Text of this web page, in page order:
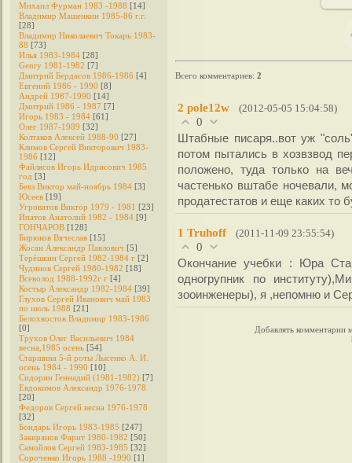
Михаил Фурман 1983 -1988 [14]
Владимир Машенкин 1985-86 г.г.
[28]
Владимир Николаевич Токарь 1983-
88 [73]
Илья 1983-1984 [28]
Genry 1981-1982 [7]
Дмитрий Бердасов 1986-1986 [4]
Евгений 1986 - 1990 [8]
Андрей 1987-1990 [14]
Дмитрий 1986 - 1987 [7]
Игорь 1983 - 1984 [61]
Олег 1987-1989 [32]
Колтаков Алексей 1988-90 [27]
Климов Сергей Викторович 1983-
1986 [12]
Файлясов Игорь Идрисович 1985
год [3]
Бевз Виктор май-ноябрь 1984 [3]
Юсеев [19]
Угроватов Виктор 1979 - 1981 [23]
Ипатов Анатолий 1982 - 1984 [9]
ГОНЧАРОВ [128]
Бирюков Вячеслав [15]
Жосан Александр Павлович [5]
Терёшкин Сергей 1982-1984 г [2]
Чудинов Сергей 1980-1982 [18]
Всеволод 1988-1992г г [4]
Костыр Александр 1982-1984 [39]
Глухов Сергей Иванович май 1983
по июль 1988 [21]
Белохвостов Владимир 1983-1986
[0]
Трухов Олег Васильевич 1984
весна,1985 осень [54]
Старшина 5-й роты Лысенко А. И.
осень 1984 - 1990 [10]
Сидорин Геннадий (1981-1982) [7]
Евдокимов Александр 1976-1978
[20]
Федоров Cергей весна 1976-1978
[32]
Бондарь Игорь 1983-1985 [247]
Закирянов Фарит 1980-1982 [50]
Самойлов Сергей 1983-1985 [32]
Сороченко Игорь 1988 -1990 [1]
Всего комментариев: 2
2 pole12w (2012-05-05 15:04:58)
0
Штабные писаря..вот уж
потом пытались в хозвзвод
положено, туда только на
частенько вштабе ночевали,
продатестатов и еще каких
1 Truhoff (2011-11-09 23:55:54)
0
Окончание учебки : Юра
одногрупник по
зооинженеры), я ,непомню и
Добавлять комментарии